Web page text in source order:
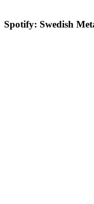
Spotify: Swedish